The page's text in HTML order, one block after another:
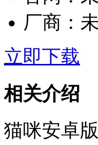
厂商：
立即下载
相关介绍
猫咪安卓